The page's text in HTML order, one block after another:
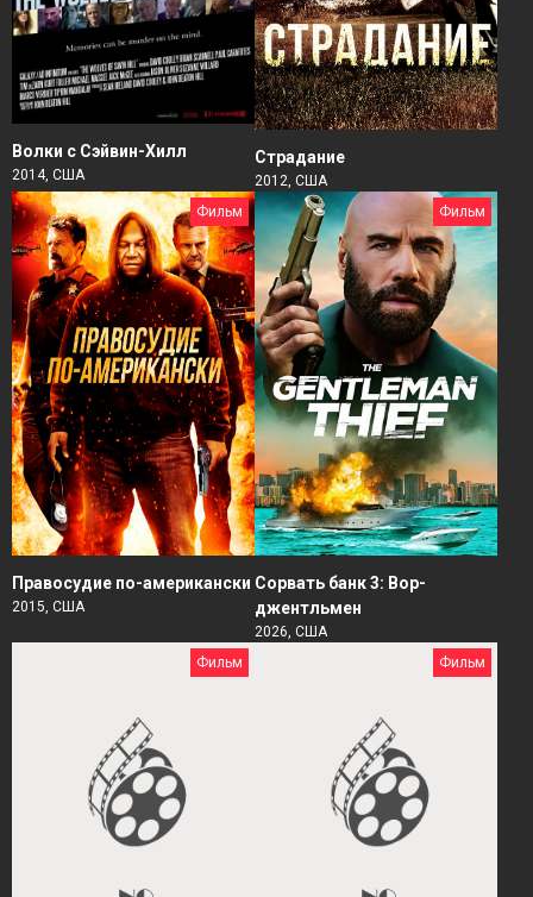
Волки с Сэйвин-Хилл
2014, США
Страдание
2012, США
Фильм
Правосудие по-американски
2015, США
Фильм
Сорвать банк 3: Вор-
джентльмен
2026, США
Фильм
Фильм